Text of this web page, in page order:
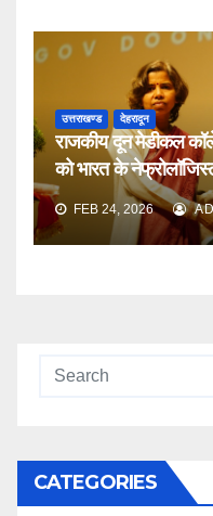
उत्तराखण्ड देहरादून
राजकीय दून मेडीकल
को भारत के
FEB 24, 2026
CATEGORIES